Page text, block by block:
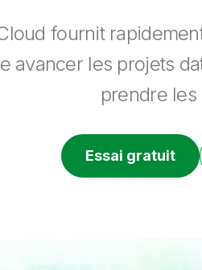
fournit
avancer les projets
prendre
Essai gratuit